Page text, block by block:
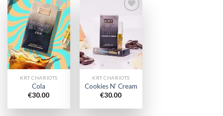
Add to
wishlist
KRT CHARIOTS
Cola
€30.00
Add to
wishlist
KRT CHARIOTS
Cookies N’ Cream
€30.00